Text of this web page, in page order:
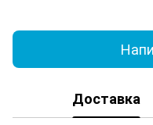
Доставка